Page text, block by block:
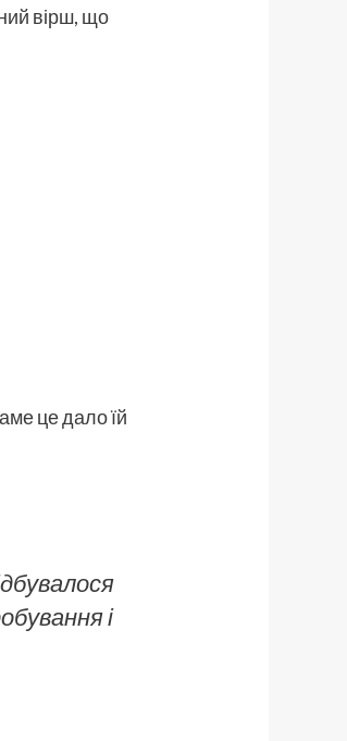
вірш, що
це дало їй
і